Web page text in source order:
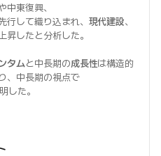
中東復興、
行して織り込まれ、 現代建設、
昇したと分析した。
タムと中長期の成長性は構造的
、中長期の視点で
した。